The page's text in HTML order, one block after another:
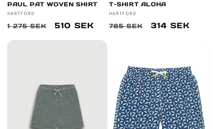
PAUL PAT WOVEN SHIRT
Säljare:
HARTFORD
Ordinarie
1 275 SEK Försäljningspris
510 SEK
T-SHIRT ALOHA
Säljare:
HARTFORD
Ordinarie
785 SEK 314 SEK